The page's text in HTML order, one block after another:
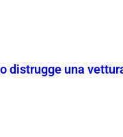
distrugge una